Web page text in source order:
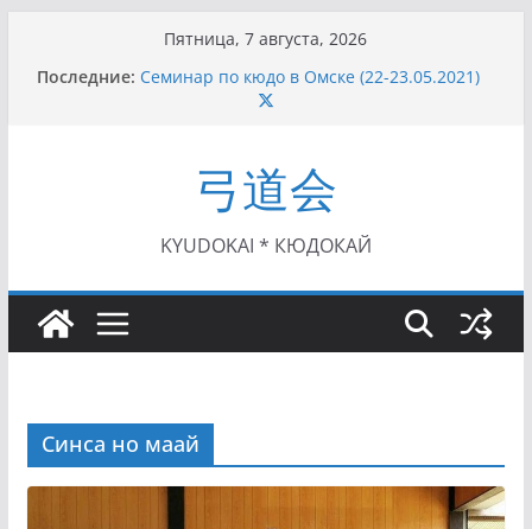
содержимому
Пятница, 7 августа, 2026
Последние:
I этап Кубка Московской области по Кюдо /
Сейдокан II (27.06.2021)
Семинар по кюдо в Омске (22-23.05.2021)
/Сейдокан III (01.08.2021)
II Кубок Посла Японии в России по Кюдо,
Орёл (25.07.2021)
弓道会
KYUDOKAI * КЮДОКАЙ
Синса но маай